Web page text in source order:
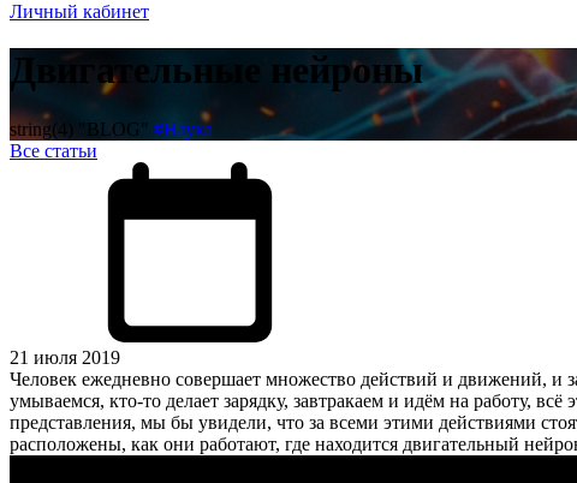
Личный кабинет
Двигательные нейроны
string(4) "BLOG" #Наука
Все статьи
21 июля 2019
Человек ежедневно совершает множество действий и движений,
умываемся, кто-то делает зарядку, завтракаем и идём на работу,
представления, мы бы увидели, что за всеми этими действиями
расположены, как они работают, где находится двигательный